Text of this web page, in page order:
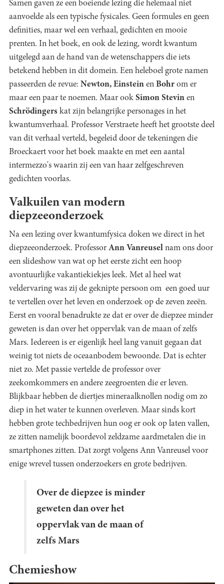
Samen gaven ze een boeiende lezing die helemaal niet
aanvoelde als een typische fysicales. Geen formules en geen
definities, maar wel een verhaal, gedichten en mooie
prenten. In het boek, en ook de lezing, wordt kwantum
uitgelegd aan de hand van de wetenschappers die iets
betekend hebben in dit domein. Een heleboel grote namen
passeerden de revue: Newton, Einstein en Bohr om er
maar een paar te noemen. Maar ook Simon Stevin en
Schrödingers kat zijn belangrijke personages in het
kwantumverhaal. Professor Verstraete heeft het grootste deel
van dit verhaal verteld, begeleid door de tekeningen die
Broeckaert voor het boek maakte en met een aantal
intermezzo's waarin zij een van haar zelfgeschreven
gedichten voorlas.
Valkuilen van modern
diepzeeonderzoek
Na een lezing over kwantumfysica doken we direct in het
diepzeeonderzoek. Professor Ann Vanreusel nam ons door
een slideshow van wat op het eerste zicht een hoop
avontuurlijke vakantiekiekjes leek. Met al heel wat
veldervaring was zij de geknipte persoon om een goed uur
te vertellen over het leven en onderzoek op de zeven zeeën.
Eerst en vooral benadrukte ze dat er over de diepzee minder
geweten is dan over het oppervlak van de maan of zelfs
Mars. Iedereen is er eigenlijk heel lang vanuit gegaan dat
weinig tot niets de oceaanbodem bewoonde. Dat is echter
niet zo. Met passie vertelde de professor over
zeekomkommers en andere zeegroenten die er leven.
Blijkbaar hebben de diertjes mineraalknollen nodig om zo
diep in het water te kunnen overleven. Maar sinds kort
hebben grote techbedrijven hun oog er ook op laten vallen,
ze zitten namelijk boordevol zeldzame aardmetalen die in
smartphones zitten. Dat zorgt volgens Ann Vanreusel voor
enige wrevel tussen onderzoekers en grote bedrijven.
Over de diepzee is minder
geweten dan over het
oppervlak van de maan of
zelfs Mars
Chemieshow